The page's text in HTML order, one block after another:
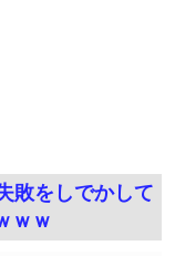
敗をしでかして
ｗｗ